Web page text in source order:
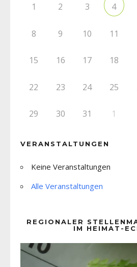
1 2 3 4
8 9 10 11
15 16 17 18
22 23 24 25
29 30 31 1
VERANSTALTUNGEN
Keine Veranstaltungen
Alle Veranstaltungen
REGIONALER
IM HEIMAT-